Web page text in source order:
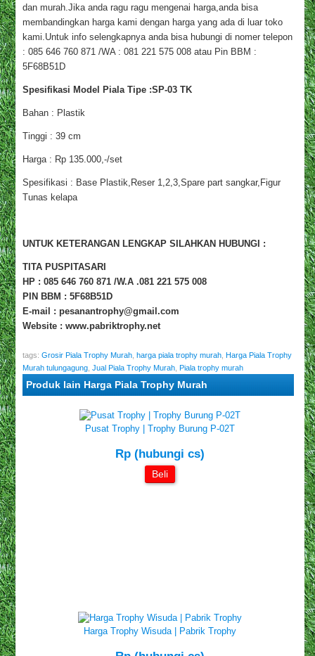
dan murah.Jika anda ragu ragu mengenai harga,anda bisa
membandingkan harga kami dengan harga yang ada di luar toko
kami.Untuk info selengkapnya anda bisa hubungi di nomer telepon
: 085 646 760 871 /WA : 081 221 575 008 atau Pin BBM :
5F68B51D
Spesifikasi Model Piala Tipe :SP-03 TK
Bahan : Plastik
Tinggi : 39 cm
Harga : Rp 135.000,-/set
Spesifikasi : Base Plastik,Reser 1,2,3,Spare part sangkar,Figur
Tunas kelapa
UNTUK KETERANGAN LENGKAP SILAHKAN HUBUNGI :
TITA PUSPITASARI
HP : 085 646 760 871 /W.A .081 221 575 008
PIN BBM : 5F68B51D
E-mail : pesanantrophy@gmail.com
Website : www.pabriktrophy.net
tags:Grosir Piala Trophy Murah ,harga piala trophy murah ,Harga Piala Trophy
Murah tulungagung ,Jual Piala Trophy Murah ,Piala trophy murah
Produk lain Harga Piala Trophy Murah
Pusat Trophy | Trophy Burung P-02T
Rp (hubungi cs)
Beli
Harga Trophy Wisuda | Pabrik Trophy